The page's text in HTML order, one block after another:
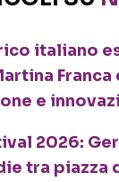
italiano
e
2026:
tra piazza